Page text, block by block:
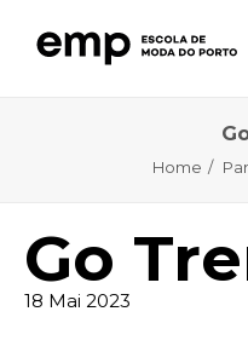
EQAVET
CTE – CENTRO
Home
Go
18 Mai 2023